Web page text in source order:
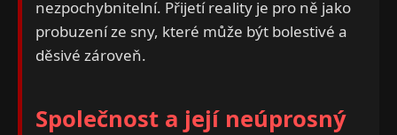
nezpochybnitelní. Přijetí reality je pro ně jako
probuzení ze sny, které může být bolestivé a
děsivé zároveň.
Společnost a její neúprosný